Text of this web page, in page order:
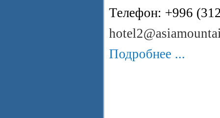
Телефон: +996
Подробнее ...